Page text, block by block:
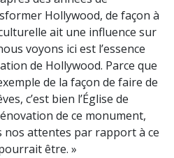
Hollywood, de façon à
ait une influence sur
voyons ici est l’essence
de Hollywood. Parce que
de la façon de faire de
c’est bien l’Église de
de ce monument,
nos attentes par rapport à ce
être. »